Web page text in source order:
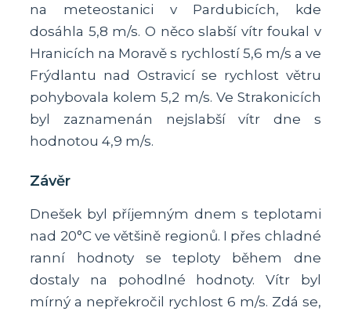
na meteostanici v Pardubicích, kde
dosáhla 5,8 m/s. O něco slabší vítr foukal v
Hranicích na Moravě s rychlostí 5,6 m/s a ve
Frýdlantu nad Ostravicí se rychlost větru
pohybovala kolem 5,2 m/s. Ve Strakonicích
byl zaznamenán nejslabší vítr dne s
hodnotou 4,9 m/s.
Závěr
Dnešek byl příjemným dnem s teplotami
nad 20°C ve většině regionů. I přes chladné
ranní hodnoty se teploty během dne
dostaly na pohodlné hodnoty. Vítr byl
mírný a nepřekročil rychlost 6 m/s. Zdá se,